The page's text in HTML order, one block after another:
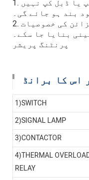
1. اگر فیڈنگ مینڈریل پر کوئی کپ یا ڈبل ​​کپ نہیں
بند ہو جائے گی۔
2. مینڈریل شافٹ ایک سنکی ڈیزائن کی خصوصیات
بنایا جا سکے۔
پرنٹنگ پریشر
اس کا برانڈ
1)SWITCH
2)SIGNAL LAMP
3)CONTACTOR
4)THERMAL
RELAY